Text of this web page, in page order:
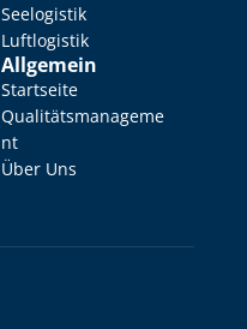
Seelogistik
Luftlogistik
Allgemein
Startseite
Qualitätsmanageme
nt
Über Uns